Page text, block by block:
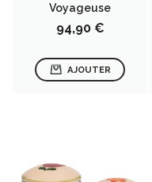
Voyageuse
Prix
94,90 €
AJOUTER